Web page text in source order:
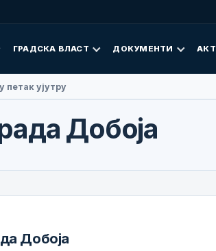
ГРАДСКА ВЛАСТ ДОКУМЕНТИ
ујутру
Добоја
Добоја